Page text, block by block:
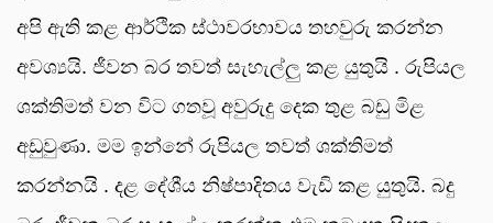
අපි ඇති කළ ආර්ථික ස්ථාවරභාවය තහවුරු කරන්න
අවශ්‍යයි. ජීවන බර තවත් සැහැල්ලු කළ යුතුයි . රුපියල
ශක්තිමත් වන විට ගතවූ අවුරුදු දෙක තුළ බඩු මිළ
අඩුවුණා. මම ඉන්නේ රුපියල තවත් ශක්තිමත්
කරන්නයි . දළ දේශීය නිෂ්පාදිතය වැඩි කළ යුතුයි. බදු